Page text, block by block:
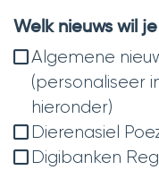
Welk nieuws wil
Algemene
(personaliseer
hieronder)
Dierenasiel
Digibanken